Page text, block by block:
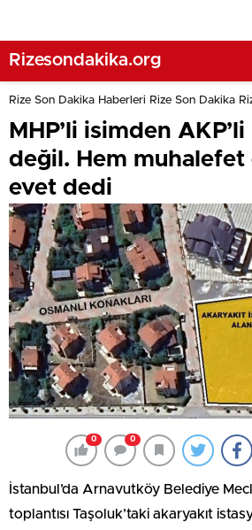
Rizesondakika.org
Rize Son Dakika Haberleri Rize Son Dakika
MHP’li isimden
değil. Hem
evet dedi
0 0
İstanbul’da Arnavutköy Belediye
toplantısı Taşoluk’taki akaryakıt